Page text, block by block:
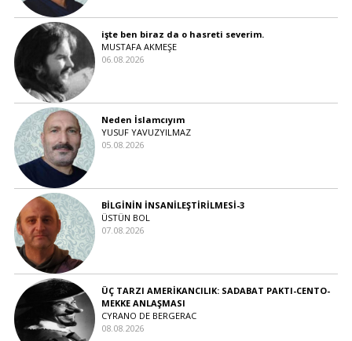
işte ben biraz da o hasreti severim.
MUSTAFA AKMEŞE
06.08.2026
Neden İslamcıyım
YUSUF YAVUZYILMAZ
05.08.2026
BİLGİNİN İNSANİLEŞTİRİLMESİ-3
ÜSTÜN BOL
07.08.2026
ÜÇ TARZI AMERİKANCILIK: SADABAT PAKTI-CENTO-
MEKKE ANLAŞMASI
CYRANO DE BERGERAC
08.08.2026